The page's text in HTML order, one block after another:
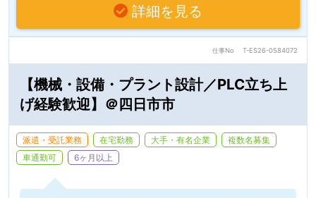
詳細を見る
仕事No T-ES26-0584072
【機械・設備・プラント設計／PLC立ち上
げ経験歓迎】＠四日市市
派遣・受託業務 在宅勤務 大手・有名企業
複数名募集
車通勤可
6ヶ月以上